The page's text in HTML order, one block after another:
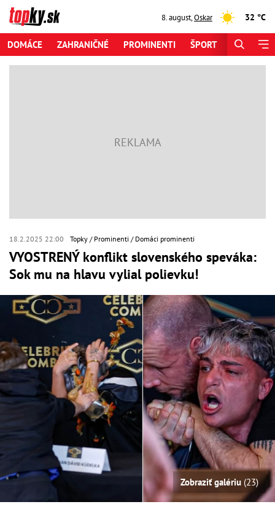
8. august,Oskar 32 °C
DOMÁCE ZAHRANIČNÉ PROMINENTI ŠPORT
18.2.2025 22:00 Topky Prominenti Domáci prominenti
VYOSTRENÝ konflikt slovenského speváka:
Sok mu na hlavu vylial polievku!
Zobraziť galériu (23)